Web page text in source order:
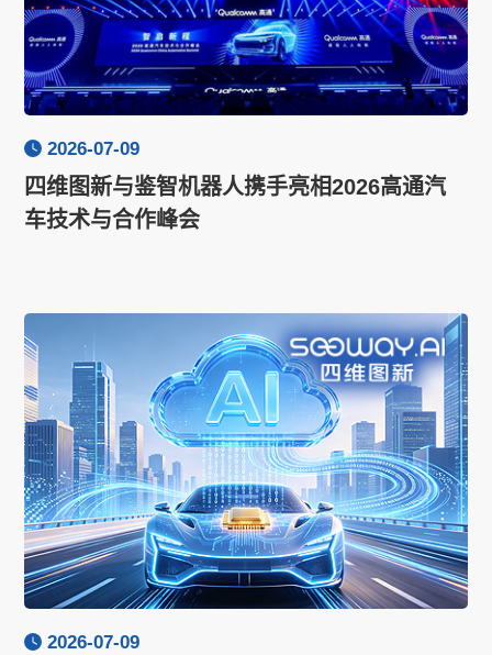
2026-07-09
四维图新与鉴智机器人携手亮相2026高通汽
车技术与合作峰会
2026-07-09